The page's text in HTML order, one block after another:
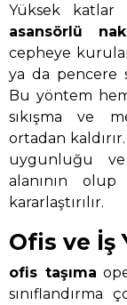
Yüksek katlar
asansörlü
cepheye
ya da pencere
Bu yöntem
sıkışma ve
ortadan
uygunluğu
alanının olup
kararlaştırılır.
Ofis ve İş
ofis taşıma
sınıflandırma